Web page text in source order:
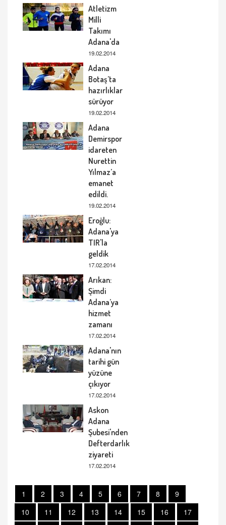
Atletizm
Milli
Takımı
Adana'da
19.02.2014
Adana
Botaş’ta
hazırlıklar
sürüyor
19.02.2014
Adana
Demirspor
idareten
Nurettin
Yılmaz’a
emanet
edildi.
19.02.2014
Eroğlu:
Adana'ya
TIR'la
geldik
17.02.2014
Arıkan:
Şimdi
Adana’ya
hizmet
zamanı
17.02.2014
Adana'nın
tarihi gün
yüzüne
çıkıyor
17.02.2014
Askon
Adana
Şubesi'nden
Defterdarlık
ziyareti
17.02.2014
1 2 3 4 5 6 7 8
9
10
11 12 13 14 15 16
17